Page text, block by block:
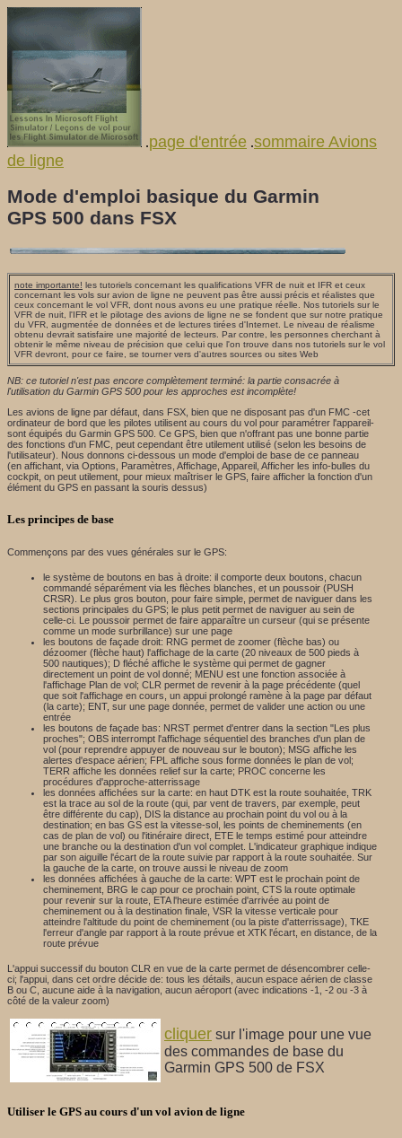
.page d'entrée .sommaire Avions
de ligne
Mode d'emploi basique du Garmin
GPS 500 dans FSX
note importante! les tutoriels concernant les qualifications VFR de nuit et IFR et ceux
concernant les vols sur avion de ligne ne peuvent pas être aussi précis et réalistes que
ceux concernant le vol VFR, dont nous avons eu une pratique réelle. Nos tutoriels sur le
VFR de nuit, l'IFR et le pilotage des avions de ligne ne se fondent que sur notre pratique
du VFR, augmentée de données et de lectures tirées d'Internet. Le niveau de réalisme
obtenu devrait satisfaire une majorité de lecteurs. Par contre, les personnes cherchant à
obtenir le même niveau de précision que celui que l'on trouve dans nos tutoriels sur le vol
VFR devront, pour ce faire, se tourner vers d'autres sources ou sites Web
NB: ce tutoriel n'est pas encore complètement terminé: la partie consacrée à
l'utilisation du Garmin GPS 500 pour les approches est incomplète!
Les avions de ligne par défaut, dans FSX, bien que ne disposant pas d'un FMC -cet
ordinateur de bord que les pilotes utilisent au cours du vol pour paramétrer l'appareil-
sont équipés du Garmin GPS 500. Ce GPS, bien que n'offrant pas une bonne partie
des fonctions d'un FMC, peut cependant être utilement utilisé (selon les besoins de
l'utilisateur). Nous donnons ci-dessous un mode d'emploi de base de ce panneau
(en affichant, via Options, Paramètres, Affichage, Appareil, Afficher les info-bulles du
cockpit, on peut utilement, pour mieux maîtriser le GPS, faire afficher la fonction d'un
élément du GPS en passant la souris dessus)
Les principes de base
Commençons par des vues générales sur le GPS:
le système de boutons en bas à droite: il comporte deux boutons, chacun
commandé séparément via les flèches blanches, et un poussoir (PUSH
CRSR). Le plus gros bouton, pour faire simple, permet de naviguer dans les
sections principales du GPS; le plus petit permet de naviguer au sein de
celle-ci. Le poussoir permet de faire apparaître un curseur (qui se présente
comme un mode surbrillance) sur une page
les boutons de façade droit: RNG permet de zoomer (flèche bas) ou
dézoomer (flèche haut) l'affichage de la carte (20 niveaux de 500 pieds à
500 nautiques); D fléché affiche le système qui permet de gagner
directement un point de vol donné; MENU est une fonction associée à
l'affichage Plan de vol; CLR permet de revenir à la page précédente (quel
que soit l'affichage en cours, un appui prolongé ramène à la page par défaut
(la carte); ENT, sur une page donnée, permet de valider une action ou une
entrée
les boutons de façade bas: NRST permet d'entrer dans la section "Les plus
proches"; OBS interrompt l'affichage séquentiel des branches d'un plan de
vol (pour reprendre appuyer de nouveau sur le bouton); MSG affiche les
alertes d'espace aérien; FPL affiche sous forme données le plan de vol;
TERR affiche les données relief sur la carte; PROC concerne les
procédures d'approche-atterrissage
les données affichées sur la carte: en haut DTK est la route souhaitée, TRK
est la trace au sol de la route (qui, par vent de travers, par exemple, peut
être différente du cap), DIS la distance au prochain point du vol ou à la
destination; en bas GS est la vitesse-sol, les points de cheminements (en
cas de plan de vol) ou l'itinéraire direct, ETE le temps estimé pour atteindre
une branche ou la destination d'un vol complet. L'indicateur graphique indique
par son aiguille l'écart de la route suivie par rapport à la route souhaitée. Sur
la gauche de la carte, on trouve aussi le niveau de zoom
les données affichées à gauche de la carte: WPT est le prochain point de
cheminement, BRG le cap pour ce prochain point, CTS la route optimale
pour revenir sur la route, ETA l'heure estimée d'arrivée au point de
cheminement ou à la destination finale, VSR la vitesse verticale pour
atteindre l'altitude du point de cheminement (ou la piste d'atterrissage), TKE
l'erreur d'angle par rapport à la route prévue et XTK l'écart, en distance, de la
route prévue
L'appui successif du bouton CLR en vue de la carte permet de désencombrer celle-
ci; l'appui, dans cet ordre décide de: tous les détails, aucun espace aérien de classe
B ou C, aucune aide à la navigation, aucun aéroport (avec indications -1, -2 ou -3 à
côté de la valeur zoom)
cliquer sur l'image pour une vue
des commandes de base du
Garmin GPS 500 de FSX
Utiliser le GPS au cours d'un vol avion de ligne